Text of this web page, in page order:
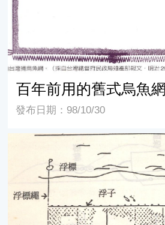
百年前用的舊式烏魚網
發布日期：98/10/30
烏魚刺網捕捉